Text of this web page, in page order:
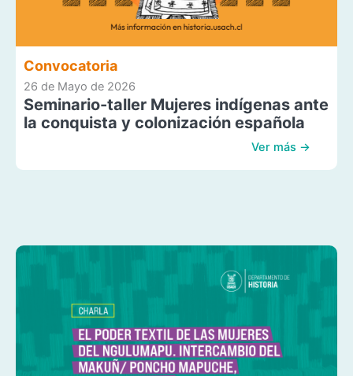
Convocatoria
26 de Mayo de 2026
Seminario-taller Mujeres indígenas ante
la conquista y colonización española
Ver más →